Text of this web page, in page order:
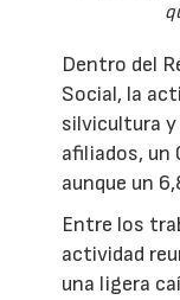
Dentro del
Social, la
silvicultura
afiliados, un
aunque un
Entre los
actividad
una ligera